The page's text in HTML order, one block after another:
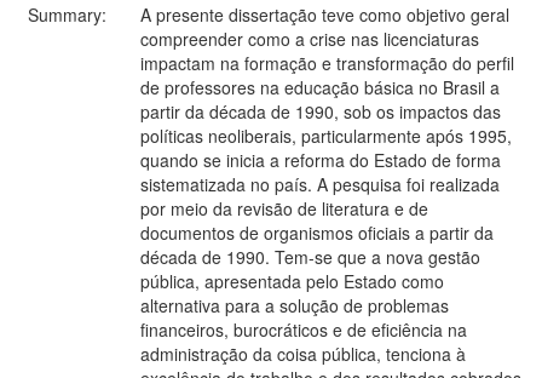
Summary:
A presente dissertação teve como objetivo geral
compreender como a crise nas licenciaturas
impactam na formação e transformação do perfil
de professores na educação básica no Brasil a
partir da década de 1990, sob os impactos das
políticas neoliberais, particularmente após 1995,
quando se inicia a reforma do Estado de forma
sistematizada no país. A pesquisa foi realizada
por meio da revisão de literatura e de
documentos de organismos oficiais a partir da
década de 1990. Tem-se que a nova gestão
pública, apresentada pelo Estado como
alternativa para a solução de problemas
financeiros, burocráticos e de eficiência na
administração da coisa pública, tenciona à